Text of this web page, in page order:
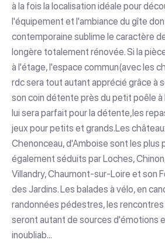
à la fois la localisation idéale pour
l'équipement et l'ambiance du gîte
contemporaine sublime le caractère
longère totalement rénovée. Si la
à l'étage, l'espace commun(avec les
rdc sera tout autant apprécié grâce à
son coin détente près du petit poêle à
lui sera parfait pour la détente,les
jeux pour petits et grands.Les
Chenonceau, d'Amboise sont les plus
également séduits par Loches,
Villandry, Chaumont-sur-Loire et son
des Jardins. Les balades à vélo, en
randonnées pédestres, les
seront autant de sources d'émotions
inoubliab...